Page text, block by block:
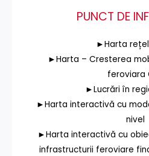
PUNCT DE
►Harta
►Harta – Cresterea
feroviara
►Lucrări în
►Harta interactivă cu
nivel
►Harta interactivă cu
infrastructurii feroviare